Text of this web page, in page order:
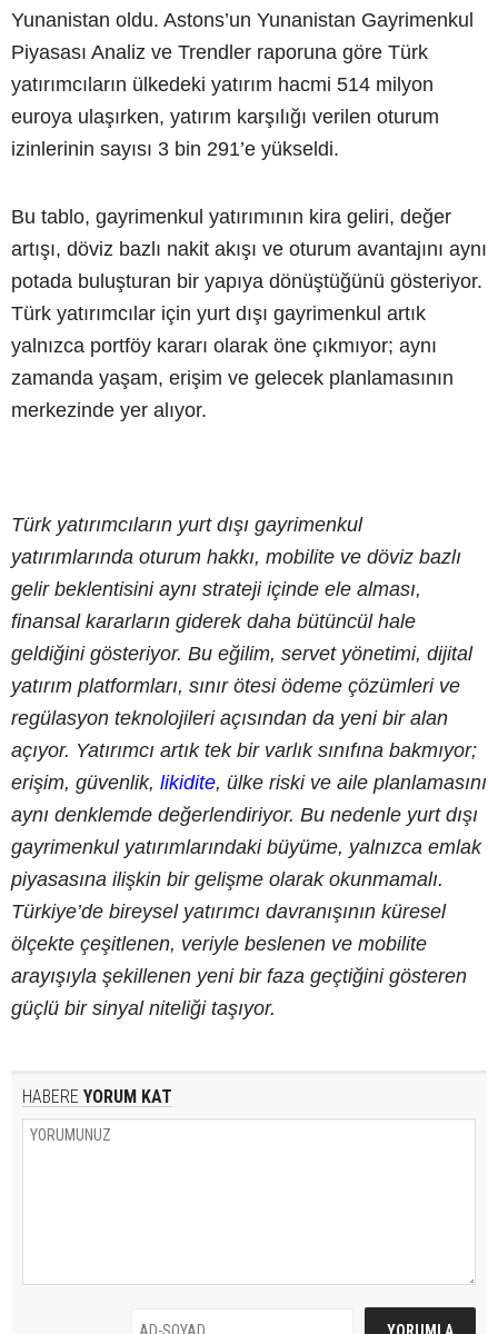
Yunanistan oldu. Astons’un Yunanistan Gayrimenkul
Piyasası Analiz ve Trendler raporuna göre Türk
yatırımcıların ülkedeki yatırım hacmi 514 milyon
euroya ulaşırken, yatırım karşılığı verilen oturum
izinlerinin sayısı 3 bin 291’e yükseldi.
Bu tablo, gayrimenkul yatırımının kira geliri, değer
artışı, döviz bazlı nakit akışı ve oturum avantajını aynı
potada buluşturan bir yapıya dönüştüğünü gösteriyor.
Türk yatırımcılar için yurt dışı gayrimenkul artık
yalnızca portföy kararı olarak öne çıkmıyor; aynı
zamanda yaşam, erişim ve gelecek planlamasının
merkezinde yer alıyor.
Türk yatırımcıların yurt dışı gayrimenkul
yatırımlarında oturum hakkı, mobilite ve döviz bazlı
gelir beklentisini aynı strateji içinde ele alması,
finansal kararların giderek daha bütüncül hale
geldiğini gösteriyor. Bu eğilim, servet yönetimi, dijital
yatırım platformları, sınır ötesi ödeme çözümleri ve
regülasyon teknolojileri açısından da yeni bir alan
açıyor. Yatırımcı artık tek bir varlık sınıfına bakmıyor;
erişim, güvenlik, likidite, ülke riski ve aile planlamasını
aynı denklemde değerlendiriyor. Bu nedenle yurt dışı
gayrimenkul yatırımlarındaki büyüme, yalnızca emlak
piyasasına ilişkin bir gelişme olarak okunmamalı.
Türkiye’de bireysel yatırımcı davranışının küresel
ölçekte çeşitlenen, veriyle beslenen ve mobilite
arayışıyla şekillenen yeni bir faza geçtiğini gösteren
güçlü bir sinyal niteliği taşıyor.
HABERE YORUM KAT